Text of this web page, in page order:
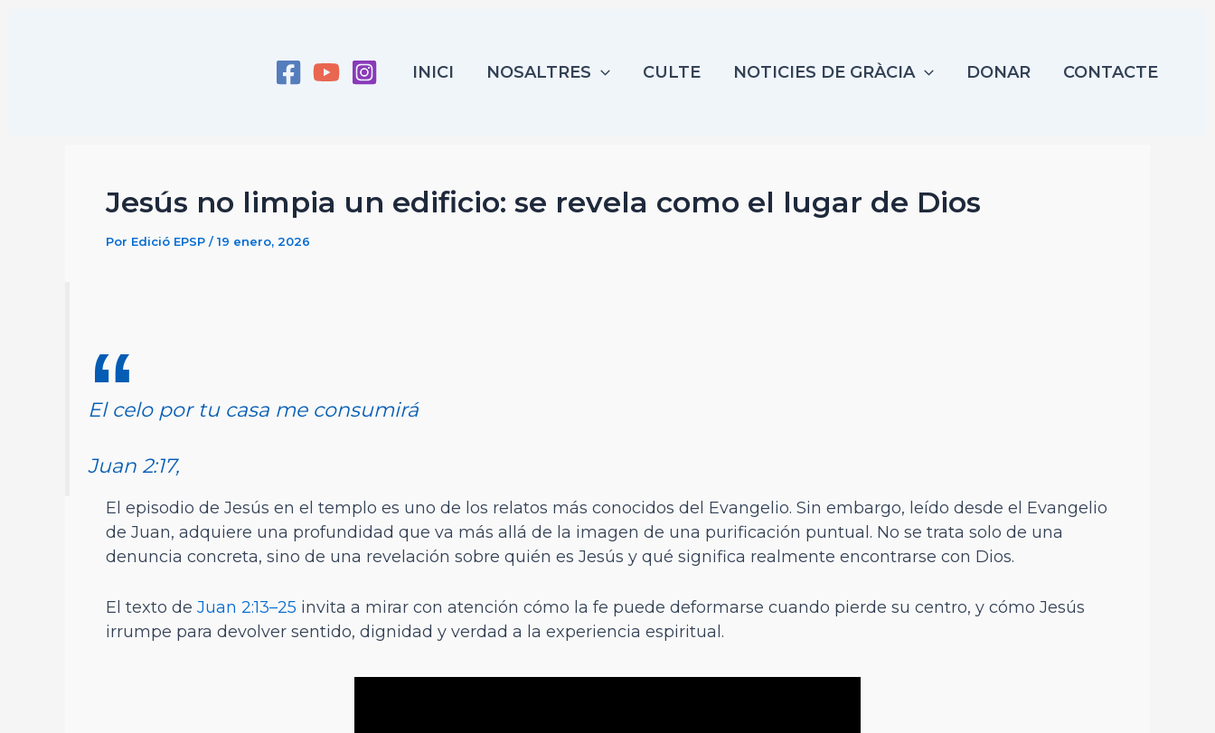
INICI NOSALTRES CULTE NOTICIES DE GRÀCIA DONAR CONTACTE
Jesús no limpia un edificio: se revela como el lugar de Dios
Por Edició EPSP /19 enero, 2026
El celo por tu casa me consumirá
Juan 2:17,
El episodio de Jesús en el templo es uno de los relatos más conocidos del Evangelio. Sin embargo, leído desde el Evangelio
de Juan, adquiere una profundidad que va más allá de la imagen de una purificación puntual. No se trata solo de una
denuncia concreta, sino de una revelación sobre quién es Jesús y qué significa realmente encontrarse con Dios.
El texto de Juan 2:13–25 invita a mirar con atención cómo la fe puede deformarse cuando pierde su centro, y cómo Jesús
irrumpe para devolver sentido, dignidad y verdad a la experiencia espiritual.